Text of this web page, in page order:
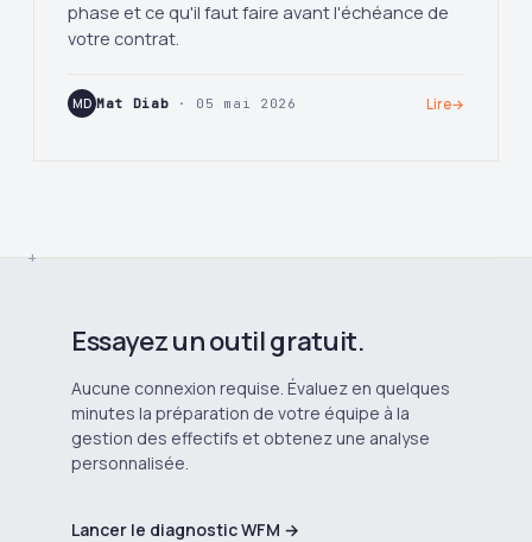
phase et ce qu'il faut faire avant l'échéance de
votre contrat.
MD Mat Diab · 05 mai 2026 Lire→
Essayez un outil gratuit.
Aucune connexion requise. Évaluez en quelques
minutes la préparation de votre équipe à la
gestion des effectifs et obtenez une analyse
personnalisée.
Lancer le diagnostic WFM →